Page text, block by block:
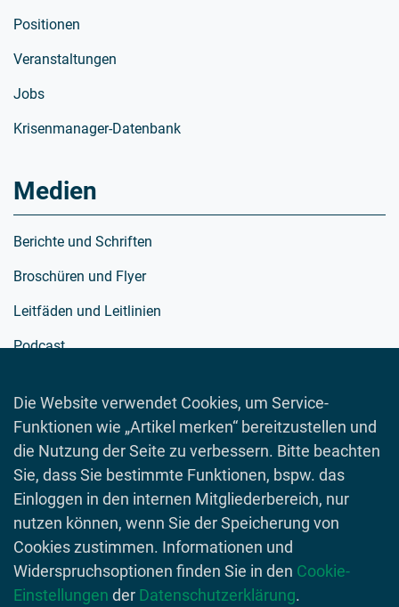
Die Website verwendet Cookies, um Service-
Funktionen wie „Artikel merken“ bereitzustellen und
die Nutzung der Seite zu verbessern. Bitte beachten
Sie, dass Sie bestimmte Funktionen, bspw. das
Einloggen in den internen Mitgliederbereich, nur
nutzen können, wenn Sie der Speicherung von
Cookies zustimmen. Informationen und
Widerspruchsoptionen finden Sie in den Cookie-
Einstellungen der Datenschutzerklärung.
Positionen
Veranstaltungen
Jobs
Krisenmanager-Datenbank
Medien
Berichte und Schriften
Broschüren und Flyer
Leitfäden und Leitlinien
Podcast
Spielewelt
Toolboxen
Videos
© 2026 Lebensmittelverband Deutschland